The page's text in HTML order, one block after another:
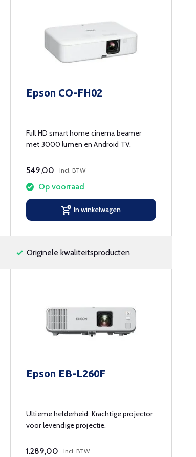
Epson CO-FH02
Full HD smart home cinema beamer
met 3000 lumen en Android TV.
549,00 Incl. BTW
Op voorraad
In winkelwagen
Originele kwaliteitsproducten
Epson EB-L260F
Ultieme helderheid: Krachtige projector
voor levendige projectie.
1.289,00 Incl. BTW